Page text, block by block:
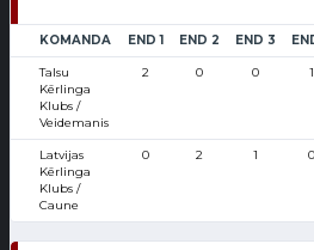
KOMANDA END 1 END 2 END 3
Talsu
Kērlinga
Klubs /
Veidemanis
2 0 0 1
Latvijas
Kērlinga
Klubs /
Caune
0 2 1 0